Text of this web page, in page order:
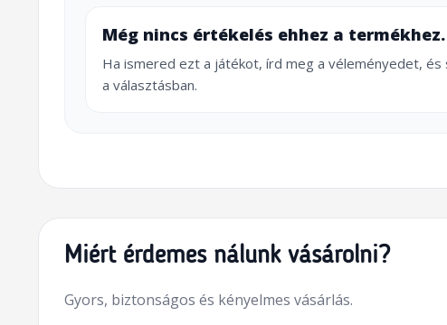
Még nincs értékelés ehhez a termékhez.
Ha ismered ezt a játékot, írd meg a véleményedet, és
a választásban.
Miért érdemes nálunk vásárolni?
Gyors, biztonságos és kényelmes vásárlás.